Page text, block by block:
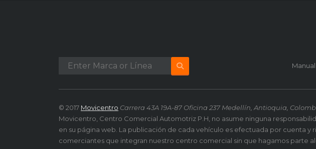
© 2017 Movicentro Carrera 43A 19A-87 Oficina 237 Medellín, Antioquia,
Movicentro, Centro Comercial Automotriz P.H, no asume ninguna
en su página web. La publicación de cada vehículo es efectuada por cuenta y
comerciantes que integran nuestro centro comercial sin que hagamos parte